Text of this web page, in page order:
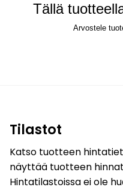
Tällä
Arvostele
Tilastot
Katso tuotteen
näyttää tuotteen
Hintatilastoissa ei ole